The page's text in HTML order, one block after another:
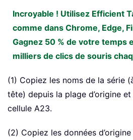
Incroyable ! Utilisez Efficient
comme dans Chrome, Edge,
Gagnez 50 % de votre temps
milliers de clics de souris
(1) Copiez les noms de la série
tête) depuis la plage d’origine
cellule A23.
(2) Copiez les données